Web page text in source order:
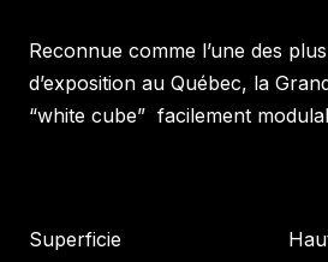
Reconnue comme l’une des
d’exposition au Québec, la
“white cube” facilement
Superficie